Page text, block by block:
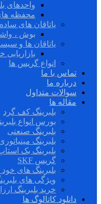
واحدهای
محفظه
یاتاقان های ساده
بوش ،
یاتاقان ها و
بازاریابی
انواع گریس ها
تماس با ما
درباره ما
سوالات متداول
مقاله ها
بلبرینگ کف گرد
بورس انواع
بلبرینگ صنعتی
بلبرینگ
بلبرینگ بک
گریس SKF
بلبرینگ های خود
ویژگی های
خرید بلبرینگ
دانلود کاتالوگ ها